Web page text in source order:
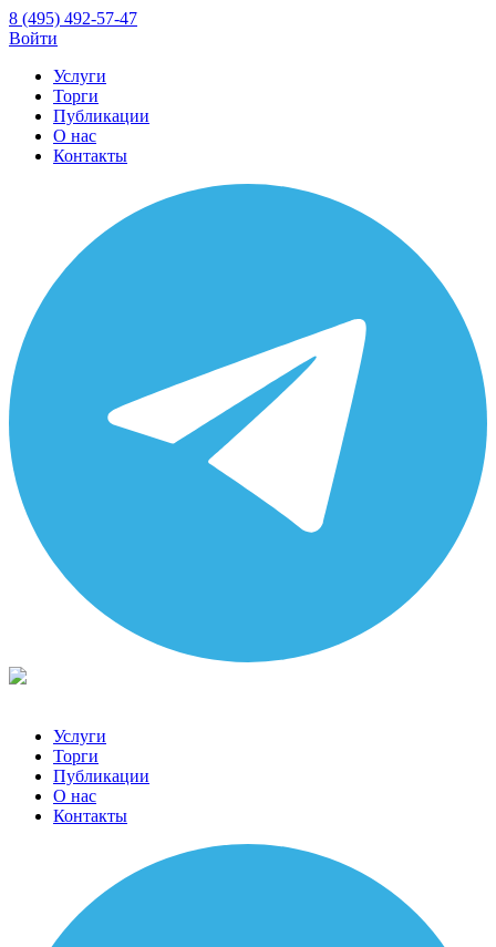
8 (495) 492-57-47
Войти
Услуги
Торги
Публикации
О нас
Контакты
Услуги
Торги
Публикации
О нас
Контакты